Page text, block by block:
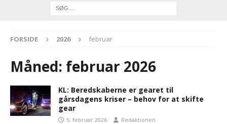
FORSIDE 2026 februar
Måned: februar 2026
KL: Beredskaberne er gearet til
gårsdagens kriser – behov for at skifte
gear
5. februar 2026 Redaktionen